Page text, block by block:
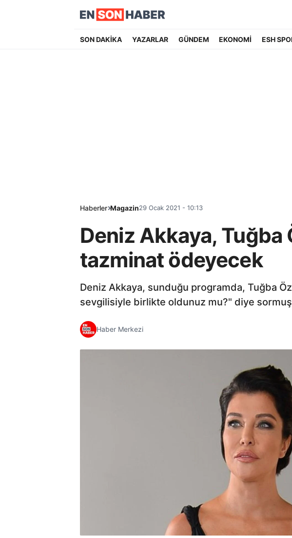
SON DAKİKA YAZARLAR GÜNDEM EKONOMİ ESH
Haberler Magazin29 Ocak 2021 - 10:13
Deniz Akkaya, Tuğba
tazminat ödeyecek
Deniz Akkaya, sunduğu programda, Tuğba
sevgilisiyle birlikte oldunuz mu?" diye
Haber Merkezi